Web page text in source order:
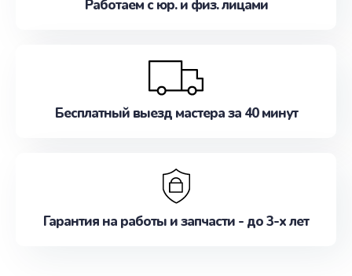
Работаем с юр. и физ. лицами
Бесплатный выезд мастера за 40 минут
Гарантия на работы и запчасти - до 3-х лет